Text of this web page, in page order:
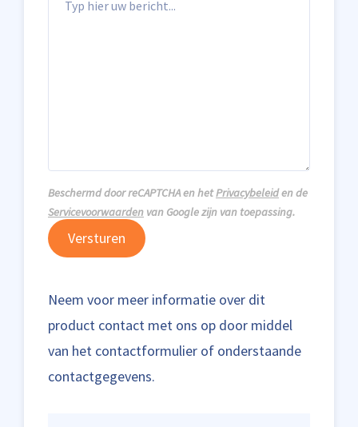
Beschermd door reCAPTCHA en hetPrivacybeleiden de
Servicevoorwaarden van Google zijn van toepassing.
Versturen
Neem voor meer informatie over dit
product contact met ons op door middel
van het contactformulier of onderstaande
contactgegevens.